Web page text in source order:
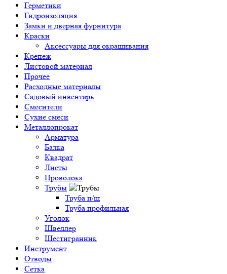
Герметики
Гидроизоляция
Замки и дверная фурнитура
Краски
Аксессуары для окрашивания
Крепеж
Листовой материал
Прочее
Расходные материалы
Садовый инвентарь
Смесители
Сухие смеси
Металлопрокат
Арматура
Балка
Квадрат
Листы
Проволока
Трубы
Труба п/ш
Труба профильная
Уголок
Швеллер
Шестигранник
Инструмент
Отводы
Сетка